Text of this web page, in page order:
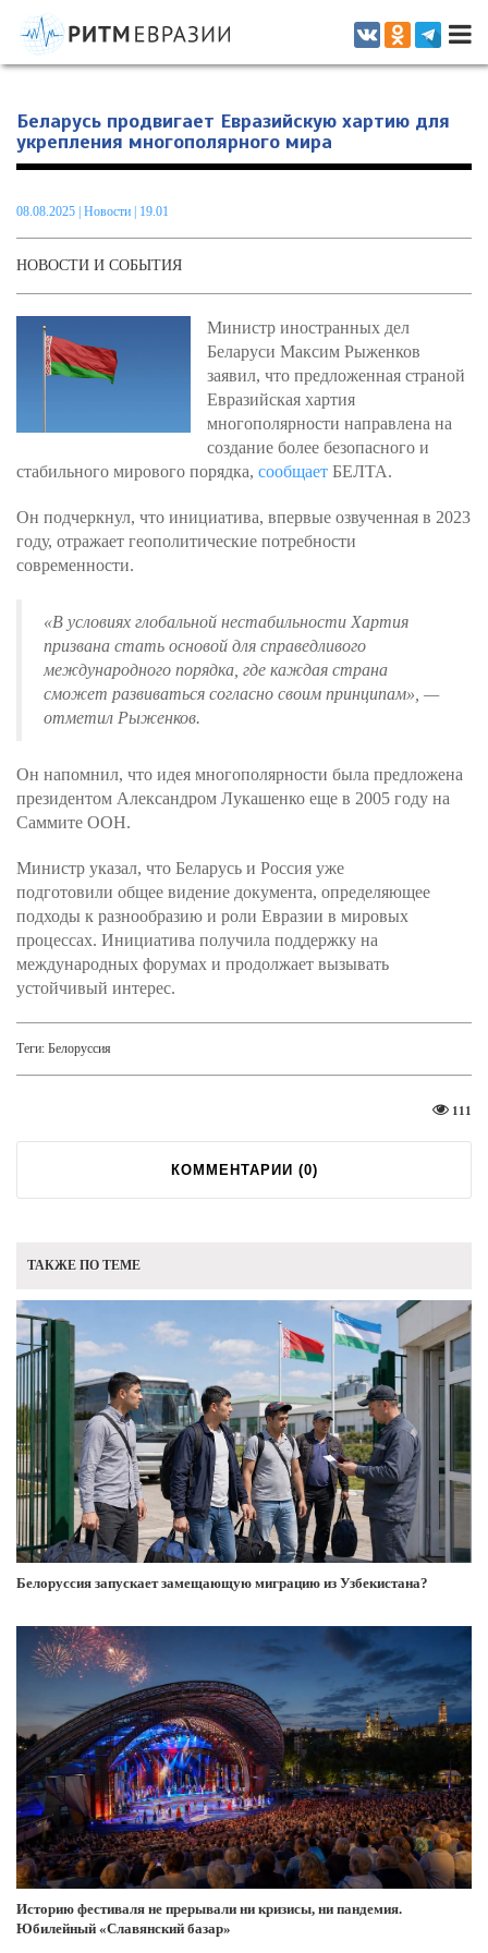
Информационно-аналитическое издание, посвященное актуальным
проблемам интеграции на постсоветском пространстве
Беларусь продвигает Евразийскую хартию для
укрепления многополярного мира
08.08.2025 Новости | 19.01
НОВОСТИ И СОБЫТИЯ
Министр иностранных дел
Беларуси Максим Рыженков
заявил, что предложенная страной
Евразийская хартия
многополярности направлена на
создание более безопасного и
стабильного мирового порядка, сообщает БЕЛТА.
Он подчеркнул, что инициатива, впервые озвученная в 2023
году, отражает геополитические потребности
современности.
«В условиях глобальной нестабильности Хартия
призвана стать основой для справедливого
международного порядка, где каждая страна
сможет развиваться согласно своим принципам» , —
отметил Рыженков.
Он напомнил, что идея многополярности была предложена
президентом Александром Лукашенко еще в 2005 году на
Саммите ООН.
Министр указал, что Беларусь и Россия уже
подготовили общее видение документа, определяющее
подходы к разнообразию и роли Евразии в мировых
процессах. Инициатива получила поддержку на
международных форумах и продолжает вызывать
устойчивый интерес.
Теги: Белоруссия
111
КОММЕНТАРИИ (0)
ТАКЖЕ ПО ТЕМЕ
Белоруссия запускает замещающую миграцию из Узбекистана?
Историю фестиваля не прерывали ни кризисы, ни пандемия.
Юбилейный «Славянский базар»